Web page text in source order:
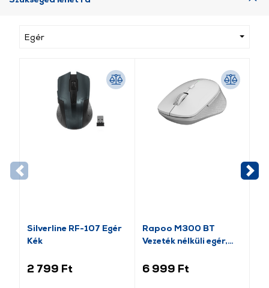
Egér
Silverline RF-107 Egér
Kék
2 799 Ft
Rapoo M300 BT
Vezeték nélküli egér,
(184340)
6 999 Ft